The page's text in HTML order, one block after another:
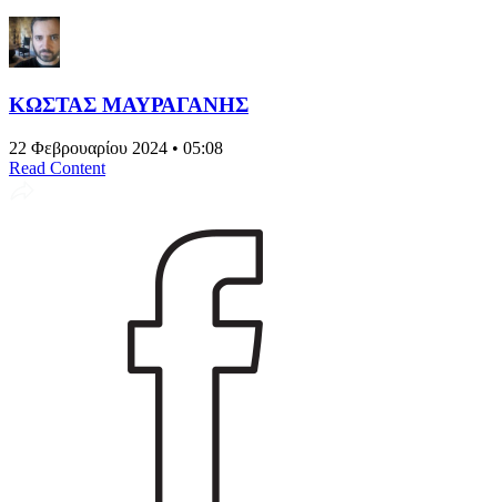
ΚΩΣΤΑΣ ΜΑΥΡΑΓΑΝΗΣ
22 Φεβρουαρίου 2024 • 05:08
Read Content